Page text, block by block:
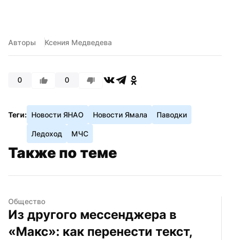
Авторы Ксения Медведева
0 0
Теги: Новости ЯНАО Новости Ямала Паводки
Ледоход МЧС
Также по теме
Общество
Из другого мессенджера в
«Макс»: как перенести текст,